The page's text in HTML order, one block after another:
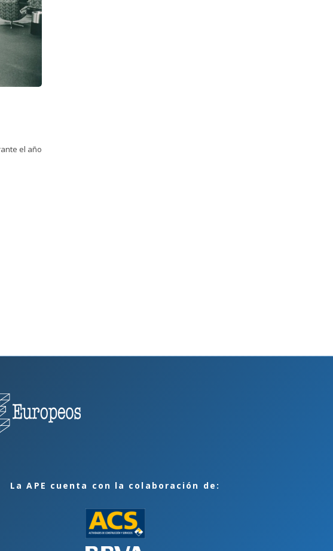
el año
La APE cuenta con la colaboración de: